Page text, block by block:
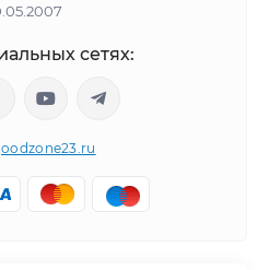
сетях: